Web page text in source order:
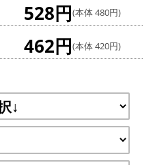
528円(本体 480円)
462円(本体 420円)